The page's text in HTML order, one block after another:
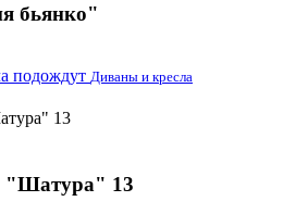
бьянко"
Диваны и кресла
"Шатура" 13